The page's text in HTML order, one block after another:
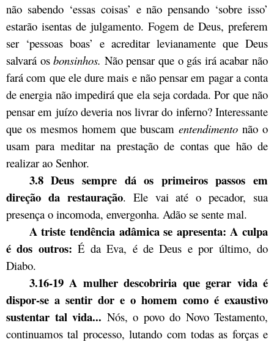
não sabendo ‘essas coisas’ e não pensando ‘sobre isso’
estarão isentas de julgamento. Fogem de Deus, preferem
ser ‘pessoas boas’ e acreditar levianamente que Deus
salvará osbonsinhos. Não pensar que o gás irá acabar não
fará com que ele dure mais e não pensar em pagar a conta
de energia não impedirá que ela seja cordada. Por que não
pensar em juízo deveria nos livrar do inferno? Interessante
que os mesmos homem que buscamentendimento não o
usam para meditar na prestação de contas que hão de
realizar ao Senhor.
3.8 Deus sempre dá os primeiros passos em
direção da restauração. Ele vai até o pecador, sua
presença o incomoda, envergonha. Adão se sente mal.
A triste tendência adâmica se apresenta: A culpa
é dos outros:É da Eva, é de Deus e por último, do
Diabo.
3.16-19 A mulher descobriria que gerar vida é
dispor-se a sentir dor e o homem como é exaustivo
sustentar tal vida... Nós, o povo do Novo Testamento,
continuamos tal processo, lutando com todas as forças e